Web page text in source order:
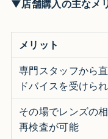
▼店舗購入の主なメ
メリット
専門スタッフから
ドバイスを受けら
その場でレンズの相
再検査が可能